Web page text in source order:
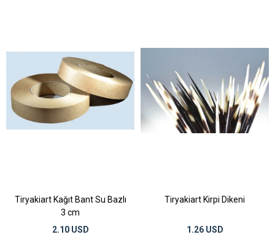
Tiryakiart Kağıt Bant Su Bazlı
3 cm
2.10 USD
Tiryakiart Kirpi Dikeni
1.26 USD